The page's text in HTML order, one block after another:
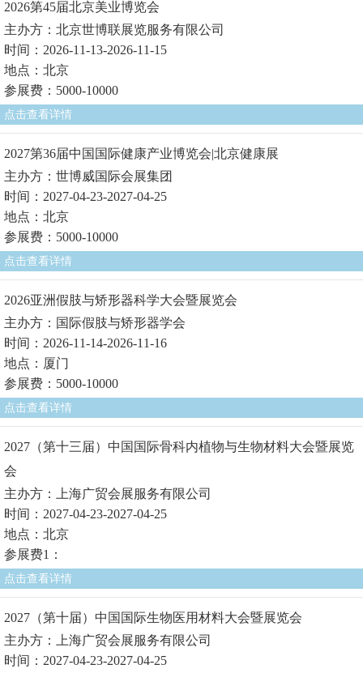
2026第45届北京美业博览会
主办方：北京世博联展览服务有限公司
时间：2026-11-13-2026-11-15
地点：北京
参展费：5000-10000
点击查看详情
2027第36届中国国际健康产业博览会|北京健康展
主办方：世博威国际会展集团
时间：2027-04-23-2027-04-25
地点：北京
参展费：5000-10000
点击查看详情
2026亚洲假肢与矫形器科学大会暨展览会
主办方：国际假肢与矫形器学会
时间：2026-11-14-2026-11-16
地点：厦门
参展费：5000-10000
点击查看详情
2027（第十三届）中国国际骨科内植物与生物材料大会暨展览
会
主办方：上海广贸会展服务有限公司
时间：2027-04-23-2027-04-25
地点：北京
参展费1：
点击查看详情
2027（第十届）中国国际生物医用材料大会暨展览会
主办方：上海广贸会展服务有限公司
时间：2027-04-23-2027-04-25